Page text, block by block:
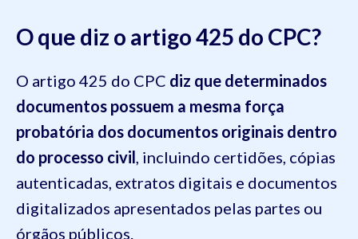
O que diz o artigo 425 do CPC?
O artigo 425 do CPC diz que determinados
documentos possuem a mesma força
probatória dos documentos originais dentro
do processo civil, incluindo certidões, cópias
autenticadas, extratos digitais e documentos
digitalizados apresentados pelas partes ou
órgãos públicos.